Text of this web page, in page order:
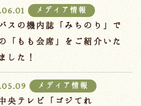
メディア情報
スの機内誌「みちのり」で
「もも会席」をご紹介いた
した！
メディア情報
央テレビ「ゴジてれ
us
2226/ 9:00~18:00